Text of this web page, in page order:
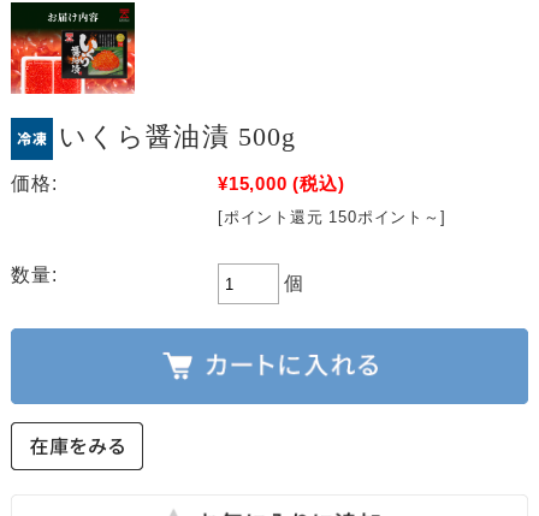
いくら醤油漬 500g
価格: ¥15,000 (税込)
[ポイント還元 150ポイント～]
数量: 個